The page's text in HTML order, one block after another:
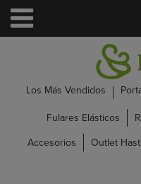
Los Más Vendidos
Fulares Elásticos
Accesorios
Outlet